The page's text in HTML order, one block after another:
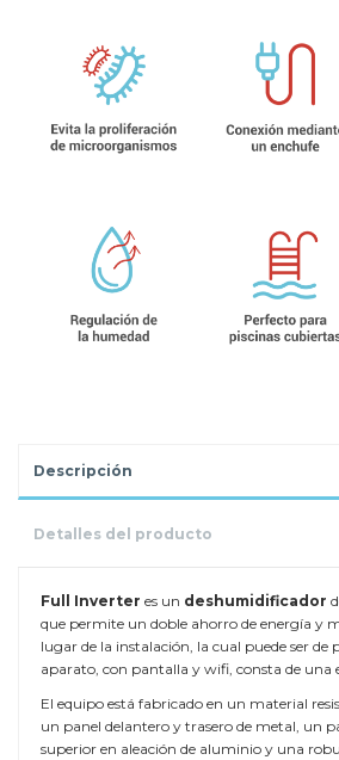
Descripción
Detalles del producto
Full Inverter es un deshumidificador
que permite un doble ahorro de energía y
lugar de la instalación, la cual puede ser de
aparato, con pantalla y wifi, consta de una
El equipo está fabricado en un material
un panel delantero y trasero de metal, un
superior en aleación de aluminio y una